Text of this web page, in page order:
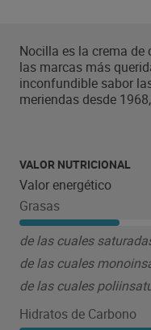
Nocilla es la crema de
las marcas más
inconfundible sabor
meriendas desde
imprescindibles en
saturadas del
de la categoría de
divertido que nunca.
en crepes, gofres y
inconfundible.
crema de cacao,
(Nocilla Cookies) o en
VALOR NUTRICIONAL
Valor energético
Grasas
de las cuales
de las cuales
de las cuales
Hidratos de Carbono